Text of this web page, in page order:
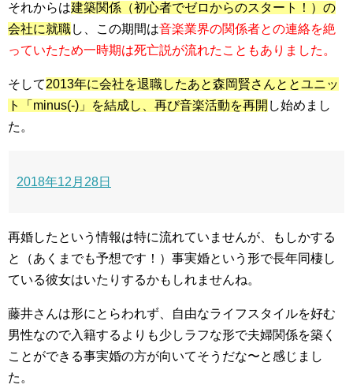
それからは建築関係（初心者でゼロからのスタート！）の
会社に就職し、この期間は音楽業界の関係者との連絡を絶
っていたため一時期は死亡説が流れたこともありました。
そして2013年に会社を退職したあと森岡賢さんととユニッ
ト「minus(-)」を結成し、再び音楽活動を再開 し始めまし
た。
2018年12月28日
再婚したという情報は特に流れていませんが、もしかする
と（あくまでも予想です！）事実婚という形で長年同棲し
ている彼女はいたりするかもしれませんね。
藤井さんは形にとらわれず、自由なライフスタイルを好む
男性なので入籍するよりも少しラフな形で夫婦関係を築く
ことができる事実婚の方が向いてそうだな〜と感じまし
た。